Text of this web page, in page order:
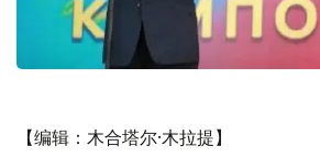
【编辑：木合塔尔·木拉提】